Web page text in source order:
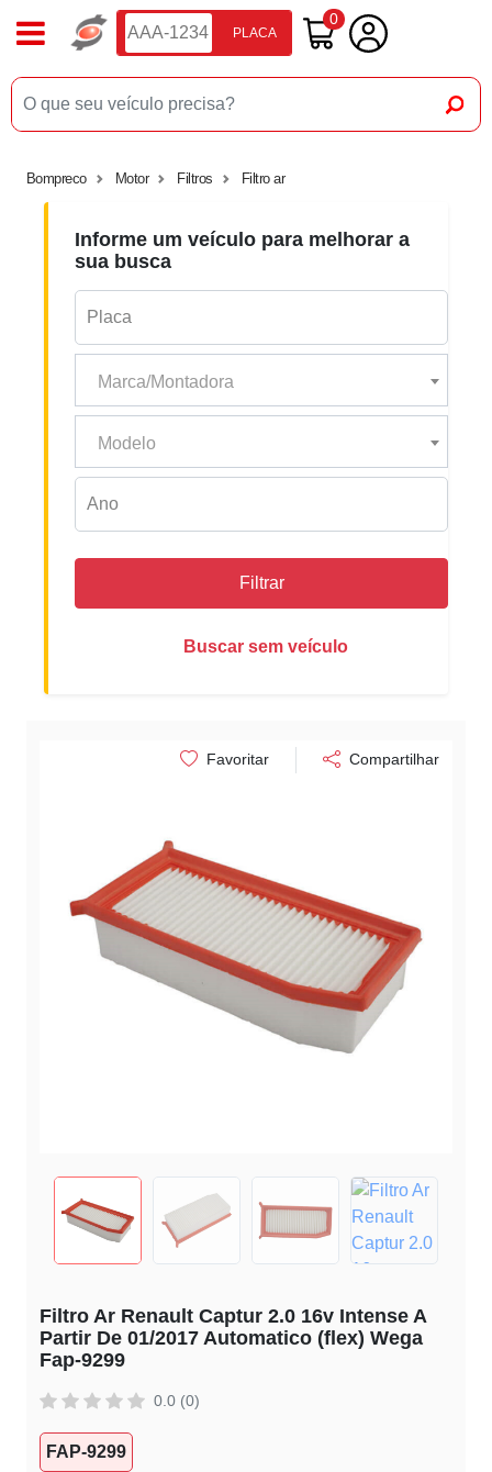
PLACA
0
Bompreco Motor Filtros Filtro ar
Informe um veículo para melhorar a
sua busca
Marca/Montadora
Modelo
Filtrar
Buscar sem veículo
Favoritar Compartilhar
Filtro Ar Renault Captur 2.0 16v Intense A
Partir De 01/2017 Automatico (flex) Wega
Fap-9299
0.0 (0)
FAP-9299